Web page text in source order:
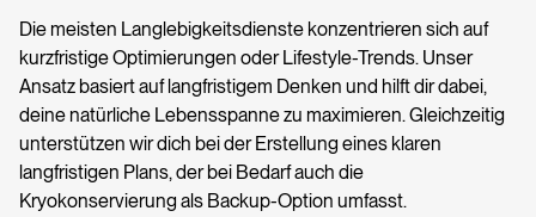
Die meisten Langlebigkeitsdienste konzentrieren sich auf
kurzfristige Optimierungen oder Lifestyle-Trends. Unser
Ansatz basiert auf langfristigem Denken und hilft dir dabei,
deine natürliche Lebensspanne zu maximieren. Gleichzeitig
unterstützen wir dich bei der Erstellung eines klaren
langfristigen Plans, der bei Bedarf auch die
Kryokonservierung als Backup-Option umfasst.